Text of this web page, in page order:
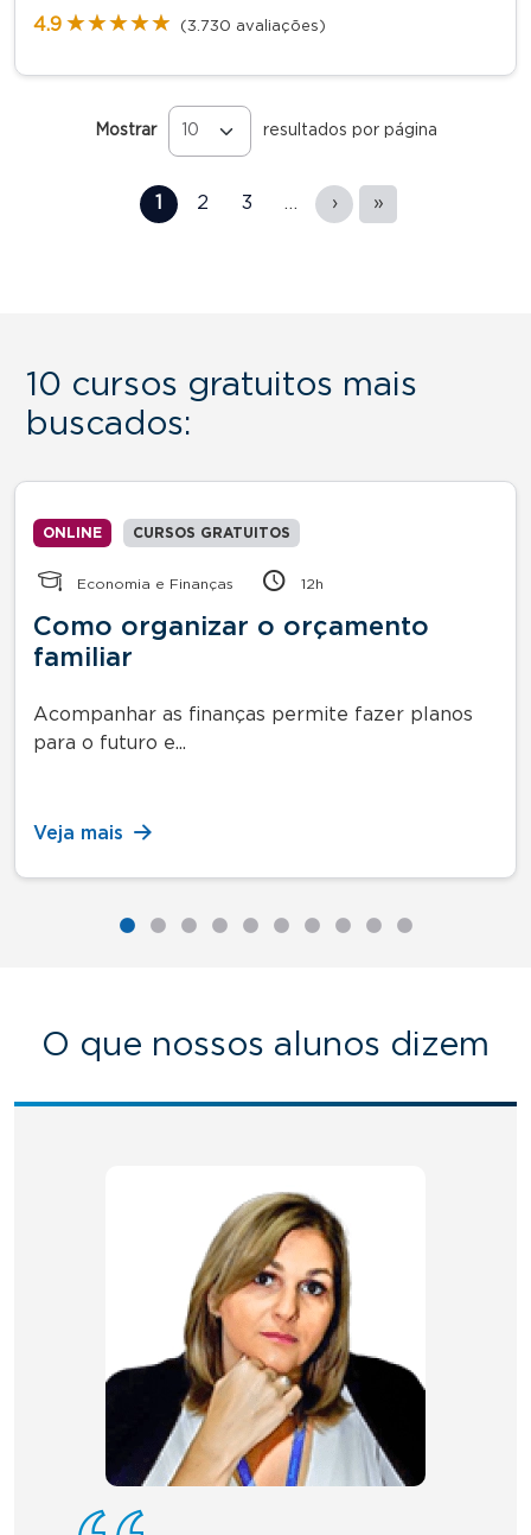
4.9 ★★★★★
★★★★★ (3.730 avaliações)
Mostrar resultados por página
1 2 3 … › »
10 cursos gratuitos mais
buscados:
ONLINE CURSOS GRATUITOS
Economia e Finanças 12h
Como organizar o orçamento
familiar
Acompanhar as finanças permite fazer planos
para o futuro e...
Veja mais
O que nossos alunos dizem